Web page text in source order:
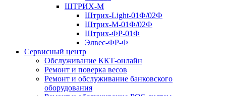
ШТРИХ-М
Штрих-Light-01Ф/02Ф
Штрих-М-01Ф/02Ф
Штрих-ФР-01Ф
Элвес-ФР-Ф
Сервисный центр
Обслуживание ККТ-онлайн
Ремонт и поверка весов
Ремонт и обслуживание банковского
оборудования